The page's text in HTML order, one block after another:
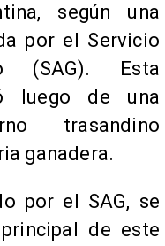
según una
por el Servicio
(SAG). Esta
luego de una
trasandino
ganadera.
por el SAG, se
de este